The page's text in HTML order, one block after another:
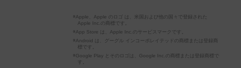
※Apple、Apple のロゴ は、米国および他の国々で登録された
Apple Inc.の商標です。
※App Store は、Apple Inc.のサービスマークです。
※Android は、グーグル インコーポレイテッドの商標または登録商
標です。
※Google Play とそのロゴは、Google Inc.の商標または登録商標で
す。